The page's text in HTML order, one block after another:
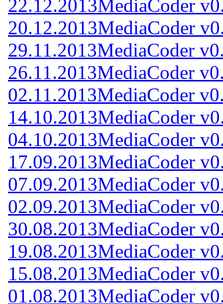
22.12.2013MediaCoder
20.12.2013MediaCoder
29.11.2013MediaCoder
26.11.2013MediaCoder
02.11.2013MediaCoder
14.10.2013MediaCoder
04.10.2013MediaCoder
17.09.2013MediaCoder
07.09.2013MediaCoder
02.09.2013MediaCoder
30.08.2013MediaCoder
19.08.2013MediaCoder
15.08.2013MediaCoder
01.08.2013MediaCoder